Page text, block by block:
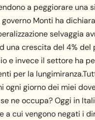
a peggiorare una
Monti ha
selvaggia
una crescita del 4% del
e invece il settore ha
per la
ogni giorno dei miei
ne occupa? Oggi in
a cui vengono negati i